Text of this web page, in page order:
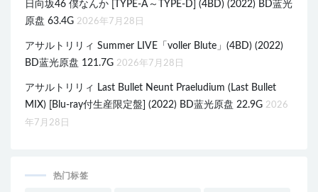
日向坂46 僕なんか [TYPE-A～TYPE-D] (4BD) (2022) BD蓝光
原盘 63.4G 2026年7月28日
アサルトリリィ Summer LIVE「voller Blute」(4BD) (2022)
BD蓝光原盘 121.7G 2026年7月28日
アサルトリリィ Last Bullet Neunt Praeludium (Last Bullet
MIX) [Blu-ray付生産限定盤] (2022) BD蓝光原盘 22.9G 2026
年7月28日
热门标签